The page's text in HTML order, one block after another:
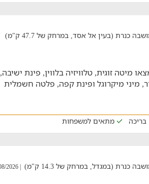
כנרת (בעין אל אסד, במרחק של 47.7 ק"מ)
מיטה זוגית, טלוויזיה בלווין, פינת ישיבה,
מיני מיקרוגל ופינת קפה, פלטה חשמלית
בריכה מתאים למשפחות
כנרת (במגדל, במרחק של 14.3 ק"מ) | 04/08/2026